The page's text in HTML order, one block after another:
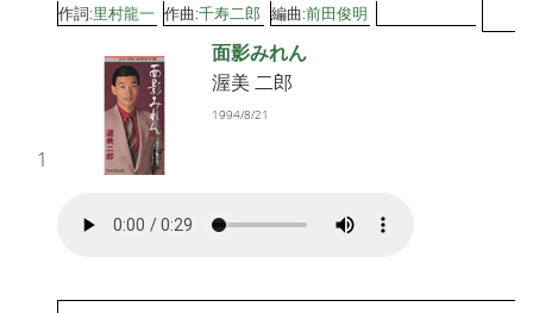
1
作詞:里村龍一 作曲:千寿二郎 編曲:前田俊明
面影みれん
渥美 二郎
1994/8/21